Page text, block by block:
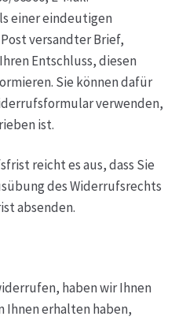
einer eindeutigen
versandter Brief,
Entschluss, diesen
Sie können dafür
verwenden,
ist.
reicht es aus, dass Sie
des Widerrufsrechts
absenden.
haben wir Ihnen
Ihnen erhalten haben,